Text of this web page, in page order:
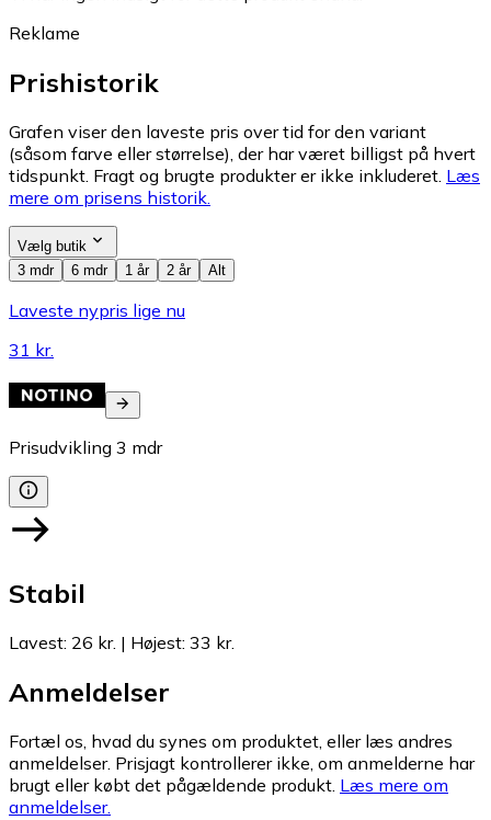
Reklame
Prishistorik
Grafen viser den laveste pris over tid for den variant
(såsom farve eller størrelse), der har været billigst på hvert
tidspunkt. Fragt og brugte produkter er ikke inkluderet. Læs
mere om prisens historik.
Vælg butik
3 mdr
6 mdr 1 år 2 år Alt
Laveste nypris lige nu
31 kr.
Prisudvikling 3 mdr
Stabil
Lavest: 26 kr. | Højest: 33 kr.
Anmeldelser
Fortæl os, hvad du synes om produktet, eller læs andres
anmeldelser. Prisjagt kontrollerer ikke, om anmelderne har
brugt eller købt det pågældende produkt. Læs mere om
anmeldelser.